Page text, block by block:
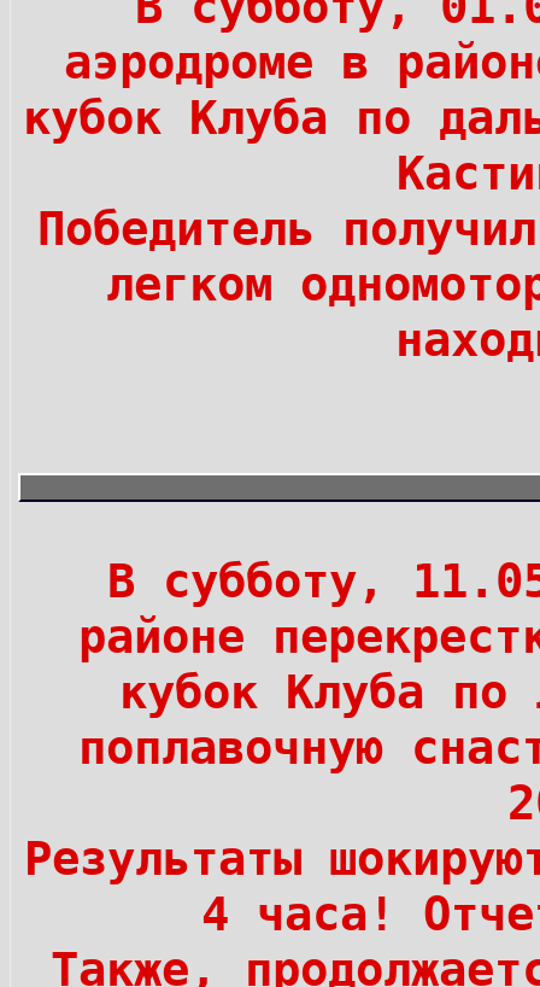
аэродроме в
кубок Клуба по
Победитель
легком
В субботу,
районе
кубок Клуба по
поплавочную
Результаты
4 часа!
Также,